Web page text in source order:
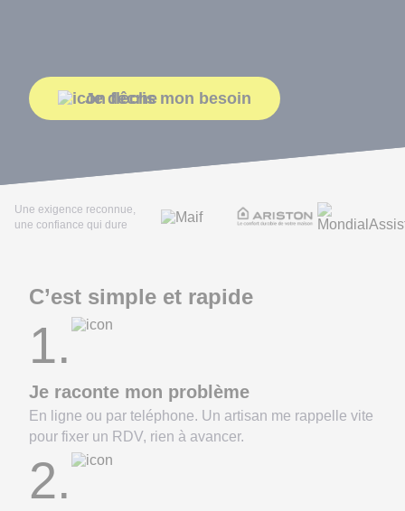
Je décris mon besoin
Une exigence reconnue,
une confiance qui dure
C’est simple et rapide
1.
Je raconte mon problème
En ligne ou par teléphone. Un artisan me rappelle vite
pour fixer un RDV, rien à avancer.
2.